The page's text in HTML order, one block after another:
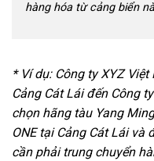
hàng hóa từ cảng biển
* Ví dụ: Công ty XYZ
Cảng Cát Lái đến Công
chọn hãng tàu Yang
ONE tại Cảng Cát Lái
cần phải trung chuyển